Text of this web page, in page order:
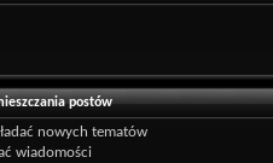
postów
nowych tematów
wiadomości